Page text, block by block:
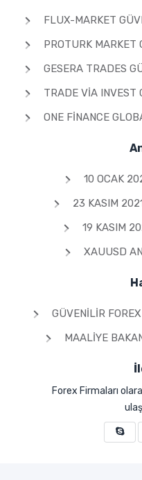
FLUX-MARKET
PROTURK MARKET
GESERA TRADES
TRADE VIA INVEST
ONE FINANCE GLOBAL
10 OCAK
23 KASIM
19 KASIM
XAUUSD
GÜVENILIR
MAALIYE
Forex Firmaları